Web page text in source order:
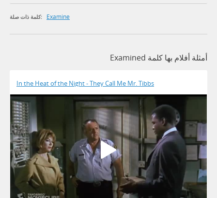
كلمة ذات صلة: Examine
أمثلة أفلام بها كلمة Examined
In the Heat of the Night - They Call Me Mr. Tibbs